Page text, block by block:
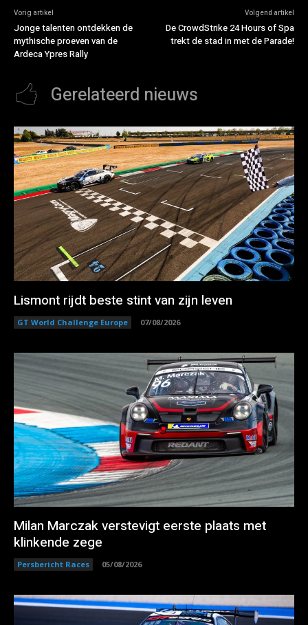
Vorig artikel
Jonge talenten ontdekken de
mythische proeven van de
Ardeca Ypres Rally
Volgend artikel
De CrowdStrike 24 Hours of Spa
trekt de stad in met de Parade!
Gerelateerd nieuws
Lismont rijdt beste stint van zijn leven
GT World Challenge Europe 07/08/2026
Milan Marczak verstevigt eerste plaats met
klinkende zege
Persbericht Races 05/08/2026